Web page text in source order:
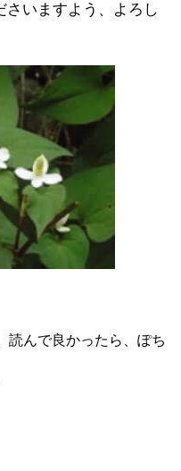
いますよう、よろし
読んで良かったら、ぽち